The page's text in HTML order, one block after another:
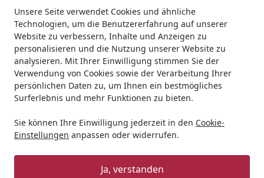
Unsere Seite verwendet Cookies und ähnliche
Technologien, um die Benutzererfahrung auf unserer
Website zu verbessern, Inhalte und Anzeigen zu
personalisieren und die Nutzung unserer Website zu
analysieren. Mit Ihrer Einwilligung stimmen Sie der
Verwendung von Cookies sowie der Verarbeitung Ihrer
persönlichen Daten zu, um Ihnen ein bestmögliches
Surferlebnis und mehr Funktionen zu bieten.
Sie können Ihre Einwilligung jederzeit in den Cookie-
Einstellungen anpassen oder widerrufen.
Ja, verstanden
Suchen
Startseite
Hund Hundetraining & Erziehung NOBBY Nachfüll-
NOBBY Nachfüll-Kartuschen
Zitronella 3 St.